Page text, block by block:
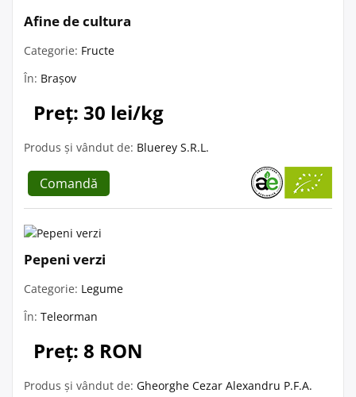
Afine de cultura
Categorie: Fructe
În: Brașov
Preț: 30 lei/kg
Produs și vândut de: Bluerey S.R.L.
Comandă
Pepeni verzi
Categorie: Legume
În: Teleorman
Preț: 8 RON
Produs și vândut de: Gheorghe Cezar Alexandru P.F.A.